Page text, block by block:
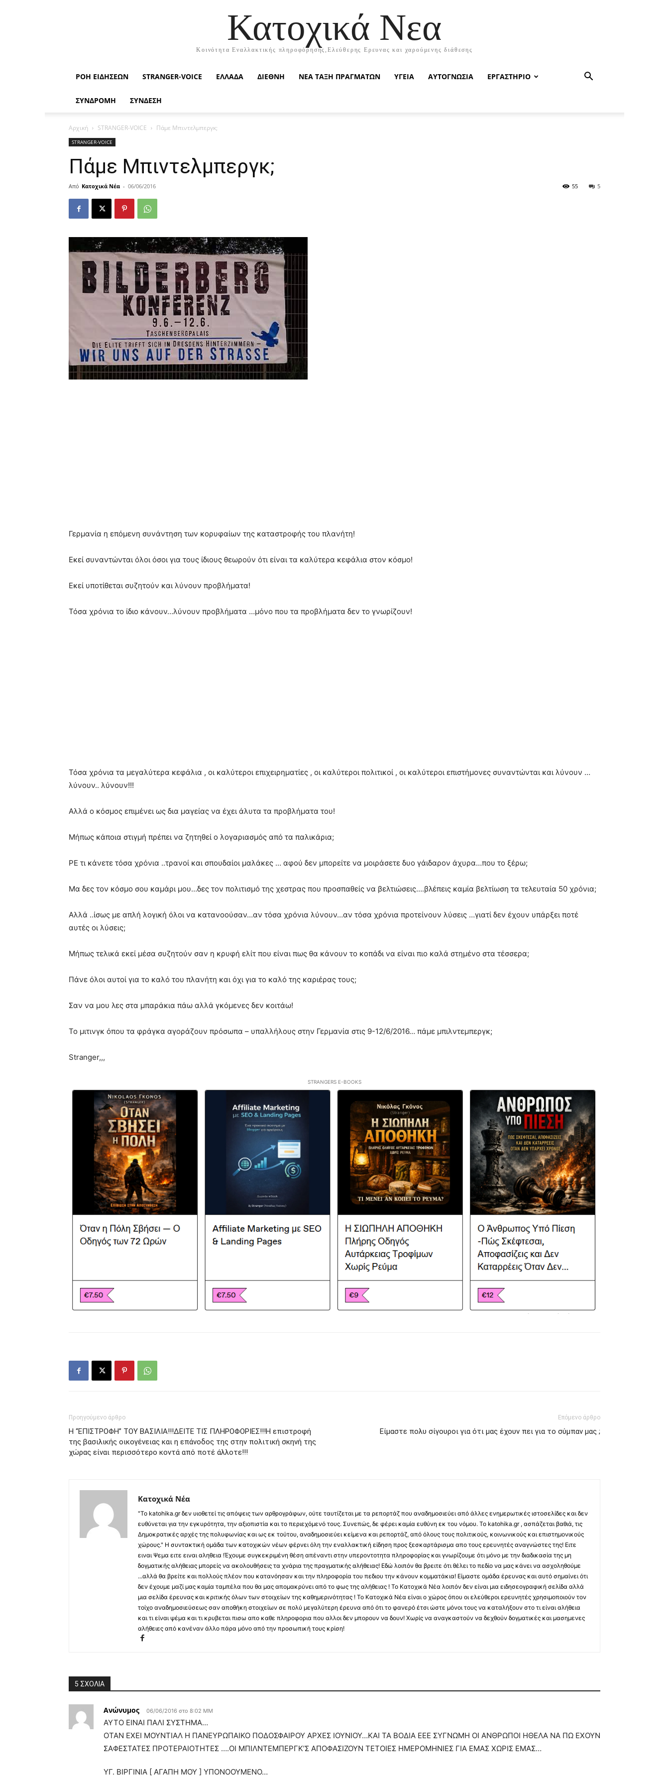
Κατοχικά Νεα
Κοινότητα Εναλλακτικής πληροφόρησης,Ελεύθερης Ερευνας και χαρούμενης διάθεσης
ΡΟΉ ΕΙΔΉΣΕΩΝ STRANGER-VOICE ΕΛΛΑΔΑ ΔΙΕΘΝΗ ΝΕΑ ΤΑΞΗ ΠΡΑΓΜΑΤΩΝ ΥΓΕΙΑ ΑΥΤΟΓΝΩΣΙΑ ΕΡΓΑΣΤΗΡΙΟ
ΣΥΝΔΡΟΜΗ ΣΥΝΔΕΣΗ
Αρχική STRANGER-VOICE Πάμε Μπιντελμπεργκ;
STRANGER-VOICE
Πάμε Μπιντελμπεργκ;
Από Κατοχικά Νέα - 06/06/2016 5
55
Γερμανία η επόμενη συνάντηση των κορυφαίων της καταστροφής του πλανήτη!
Εκεί συναντώνται όλοι όσοι για τους ίδιους θεωρούν ότι είναι τα καλύτερα κεφάλια στον κόσμο!
Εκεί υποτίθεται συζητούν και λύνουν προβλήματα!
Τόσα χρόνια το ίδιο κάνουν…λύνουν προβλήματα …μόνο που τα προβλήματα δεν το γνωρίζουν!
Τόσα χρόνια τα μεγαλύτερα κεφάλια , οι καλύτεροι επιχειρηματίες , οι καλύτεροι πολιτικοί , οι καλύτεροι επιστήμονες συναντώνται και λύνουν …
λύνουν.. λύνουν!!!
Αλλά ο κόσμος επιμένει ως δια μαγείας να έχει άλυτα τα προβλήματα του!
Μήπως κάποια στιγμή πρέπει να ζητηθεί ο λογαριασμός από τα παλικάρια;
ΡΕ τι κάνετε τόσα χρόνια ..τρανοί και σπουδαίοι μαλάκες … αφού δεν μπορείτε να μοιράσετε δυο γάιδαρον άχυρα…που το ξέρω;
Μα δες τον κόσμο σου καμάρι μου…δες τον πολιτισμό της χεστρας που προσπαθείς να βελτιώσεις….βλέπεις καμία βελτίωση τα τελευταία 50 χρόνια;
Αλλά ..ίσως με απλή λογική όλοι να κατανοούσαν…αν τόσα χρόνια λύνουν…αν τόσα χρόνια προτείνουν λύσεις …γιατί δεν έχουν υπάρξει ποτέ
αυτές οι λύσεις;
Μήπως τελικά εκεί μέσα συζητούν σαν η κρυφή ελίτ που είναι πως θα κάνουν το κοπάδι να είναι πιο καλά στημένο στα τέσσερα;
Πάνε όλοι αυτοί για το καλό του πλανήτη και όχι για το καλό της καριέρας τους;
Σαν να μου λες στα μπαράκια πάω αλλά γκόμενες δεν κοιτάω!
Το μιτινγκ όπου τα φράγκα αγοράζουν πρόσωπα – υπαλλήλους στην Γερμανία στις 9-12/6/2016… πάμε μπιλντεμπεργκ;
Stranger,,,
STRANGERS E-BOOKS
Προηγούμενο άρθρο
Η “ΕΠΙΣΤΡΟΦΗ” ΤΟΥ ΒΑΣΙΛΙΑ!!!ΔΕΙΤΕ ΤΙΣ ΠΛΗΡΟΦΟΡΙΕΣ!!!Η επιστροφή
της βασιλικής οικογένειας και η επάνοδος της στην πολιτική σκηνή της
χώρας είναι περισσότερο κοντά από ποτέ άλλοτε!!!
Επόμενο άρθρο
Είμαστε πολυ σίγουροι για ότι μας έχουν πει για το σύμπαν μας ;
Κατοχικά Νέα
"Το katohika.gr δεν υιοθετεί τις απόψεις των αρθρογράφων, ούτε ταυτίζεται με τα ρεπορτάζ που αναδημοσιεύει από άλλες ενημερωτικές ιστοσελίδες και δεν
ευθύνεται για την εγκυρότητα, την αξιοπιστία και το περιεχόμενό τους. Συνεπώς, δε φέρει καμία ευθύνη εκ του νόμου. Το katohika.gr , ασπάζεται βαθιά, τις
Δημοκρατικές αρχές της πολυφωνίας και ως εκ τούτου, αναδημοσιεύει κείμενα και ρεπορτάζ, από όλους τους πολιτικούς, κοινωνικούς και επιστημονικούς
χώρους." Η συντακτική ομάδα των κατοχικών νέων φέρνει όλη την εναλλακτική είδηση προς ξεσκαρτάρισμα απο τους ερευνητές αναγνώστες της! Ειτε
ειναι Ψεμα ειτε ειναι αληθεια !Έχουμε συγκεκριμένη θέση απέναντι στην υπεροντοτητα πληροφορίας και γνωρίζουμε ότι μόνο με την διαδικασία της μη
δογματικής αλήθειας μπορείς να ακολουθήσεις τα χνάρια της πραγματικής αλήθειας! Εδώ λοιπόν θα βρειτε ότι θέλει το πεδίο να μας κάνει να ασχοληθούμε
...αλλά θα βρείτε και πολλούς πλέον που κατανόησαν και την πληροφορία του πεδιου την κάνουν κομματάκια! Είμαστε ομάδα έρευνας και αυτό σημαίνει ότι
δεν έχουμε μαζί μας καμία ταμπέλα που θα μας απομακρύνει από το φως της αλήθειας ! Το Κατοχικά Νέα λοιπόν δεν είναι μια ειδησεογραφική σελίδα αλλά
μια σελίδα έρευνας και κριτικής όλων των στοιχείων της καθημερινότητας ! Το Κατοχικά Νέα είναι ο χώρος όπου οι ελεύθεροι ερευνητές χρησιμοποιούν τον
τοίχο αναδημοσιεύσεως σαν αποθήκη στοιχείων σε πολύ μεγαλύτερη έρευνα από ότι το φανερό έτσι ώστε μόνοι τους να καταλήξουν στο τι είναι αλήθεια
και τι είναι ψέμα και τι κρυβεται πισω απο καθε πληροφορια που αλλοι δεν μπορουν να δουν! Χωρίς να αναγκαστούν να δεχθούν δογματικές και μασημενες
αλήθειες από κανέναν άλλο πάρα μόνο από την προσωπική τους κρίση!
5 ΣΧΟΛΙΑ
Ανώνυμος 06/06/2016 στο 8:02 ΜΜ
ΑΥΤΟ ΕΙΝΑΙ ΠΑΛΙ ΣΥΣΤΗΜΑ…
ΟΤΑΝ ΕΧΕΙ ΜΟΥΝΤΙΑΛ Η ΠΑΝΕΥΡΩΠΑΙΚΟ ΠΟΔΟΣΦΑΙΡΟΥ ΑΡΧΕΣ ΙΟΥΝΙΟΥ…ΚΑΙ ΤΑ ΒΟΔΙΑ ΕΕΕ ΣΥΓΝΩΜΗ ΟΙ ΑΝΘΡΩΠΟΙ ΗΘΕΛΑ ΝΑ ΠΩ ΕΧΟΥΝ
ΣΑΦΕΣΤΑΤΕΣ ΠΡΟΤΕΡΑΙΟΤΗΤΕΣ ….ΟΙ ΜΠΙΛΝΤΕΜΠΕΡΓΚ’Σ ΑΠΟΦΑΣΙΖΟΥΝ ΤΕΤΟΙΕΣ ΗΜΕΡΟΜΗΝΙΕΣ ΓΙΑ ΕΜΑΣ ΧΩΡΙΣ ΕΜΑΣ…
ΥΓ. ΒΙΡΓΙΝΙΑ [ ΑΓΑΠΗ ΜΟΥ ] ΥΠΟΝΟΟΥΜΕΝΟ…